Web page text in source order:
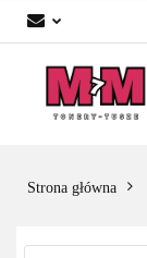
Strona główna